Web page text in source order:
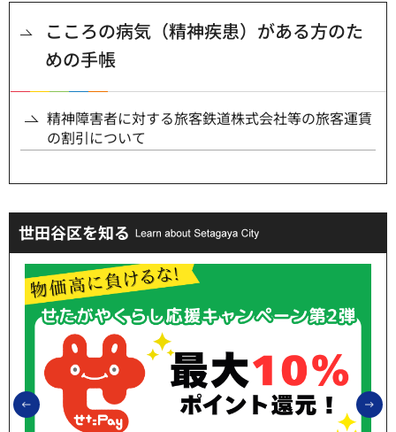
こころの病気（精神疾患）がある方のた
めの手帳
精神障害者に対する旅客鉄道株式会社等の旅客運賃
の割引について
世田谷区を知る
前のスライドを表示